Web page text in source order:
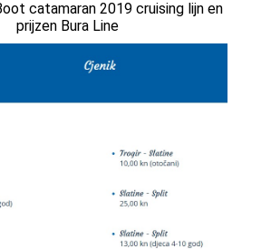
catamaran 2019 cruising lijn en
prijzen Bura Line